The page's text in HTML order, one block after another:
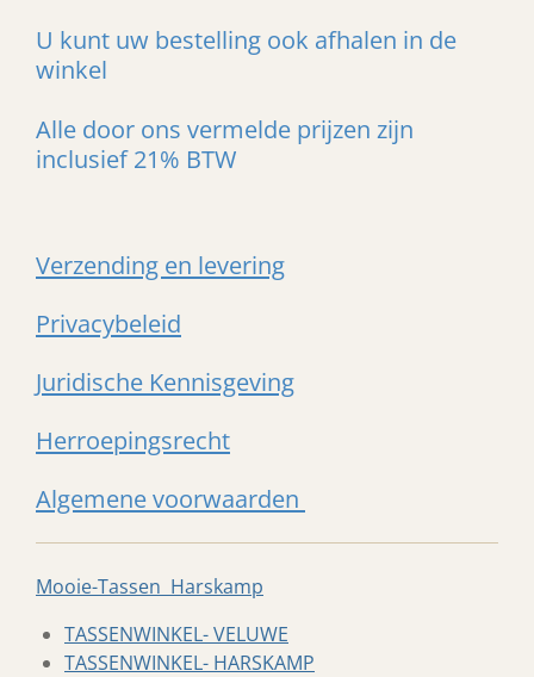
U kunt uw bestelling ook afhalen in de
winkel
Alle door ons vermelde prijzen zijn
inclusief 21% BTW
Verzending en levering
Privacybeleid
Juridische Kennisgeving
Herroepingsrecht
Algemene voorwaarden
Mooie-Tassen Harskamp
TASSENWINKEL- VELUWE
TASSENWINKEL- HARSKAMP